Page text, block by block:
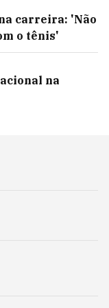
carreira: 'Não
o tênis'
na